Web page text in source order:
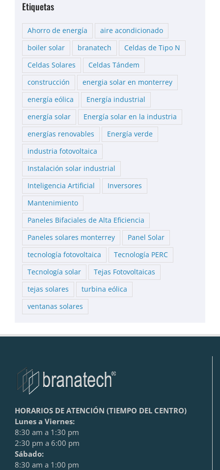
Etiquetas
Ahorro de energía
aire acondicionado
boiler solar
branatech
Celdas de Tipo N
Celdas Solares
Celdas Tándem
construcción
energia solar en monterrey
energía eólica
Energía industrial
energía solar
Energía solar en la industria
energías renovables
Energía verde
industria fotovoltaica
Instalación solar industrial
Inteligencia Artificial
Inversores
Mantenimiento
Paneles Bifaciales de Alta Eficiencia
Paneles solares monterrey
Panel Solar
tecnología fotovoltaica
Tecnología PERC
Tecnología solar
Tejas Fotovoltaicas
tejas solares
turbina eólica
ventanas solares
HORARIOS DE ATENCIÓN (TIEMPO DEL CENTRO)
Lunes a Viernes:
8:30 am a 1:30 pm
2:30 pm a 6:00 pm
Sábado:
8:30 am a 1:00 pm